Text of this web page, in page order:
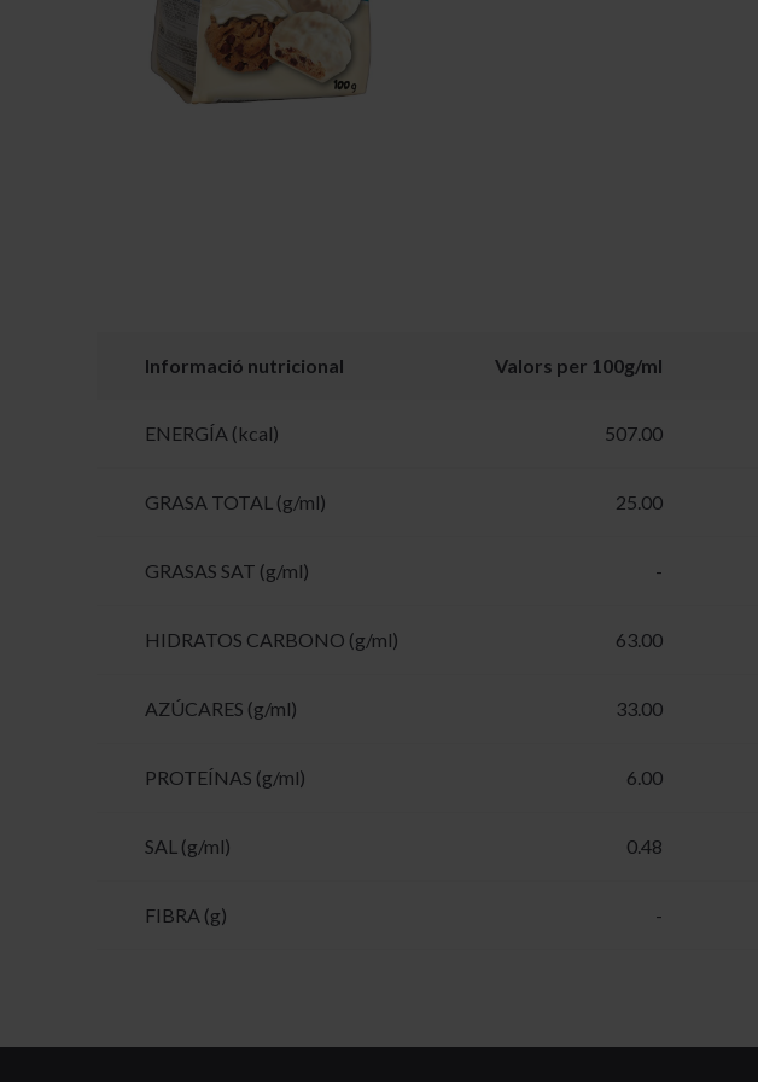
Informació nutricional Valors per 100g/ml
ENERGÍA (kcal) 507.00
GRASA TOTAL (g/ml) 25.00
GRASAS SAT (g/ml) -
HIDRATOS CARBONO (g/ml) 63.00
AZÚCARES (g/ml) 33.00
PROTEÍNAS (g/ml) 6.00
SAL (g/ml) 0.48
FIBRA (g) -